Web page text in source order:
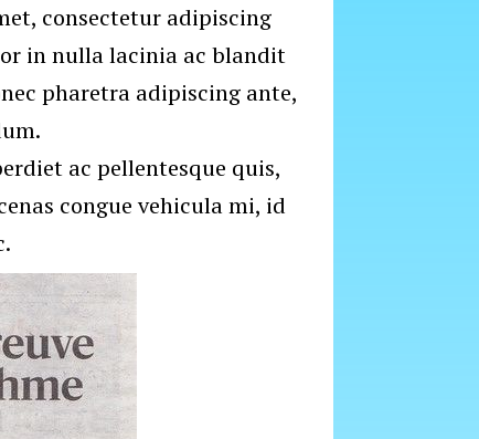
consectetur adipiscing
in nulla lacinia ac blandit
pharetra adipiscing ante,
ac pellentesque quis,
congue vehicula mi, id